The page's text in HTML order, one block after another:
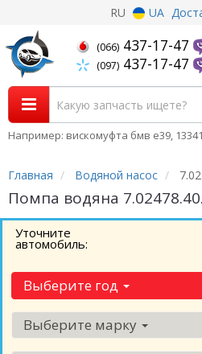
RU UA
(066) 437-17-47
(097) 437-17-47
Например: вискомуфта бмв е39,
Главная Водяной насос
Помпа водяна
Уточните
автомобиль:
Выберите год
Выберите марку